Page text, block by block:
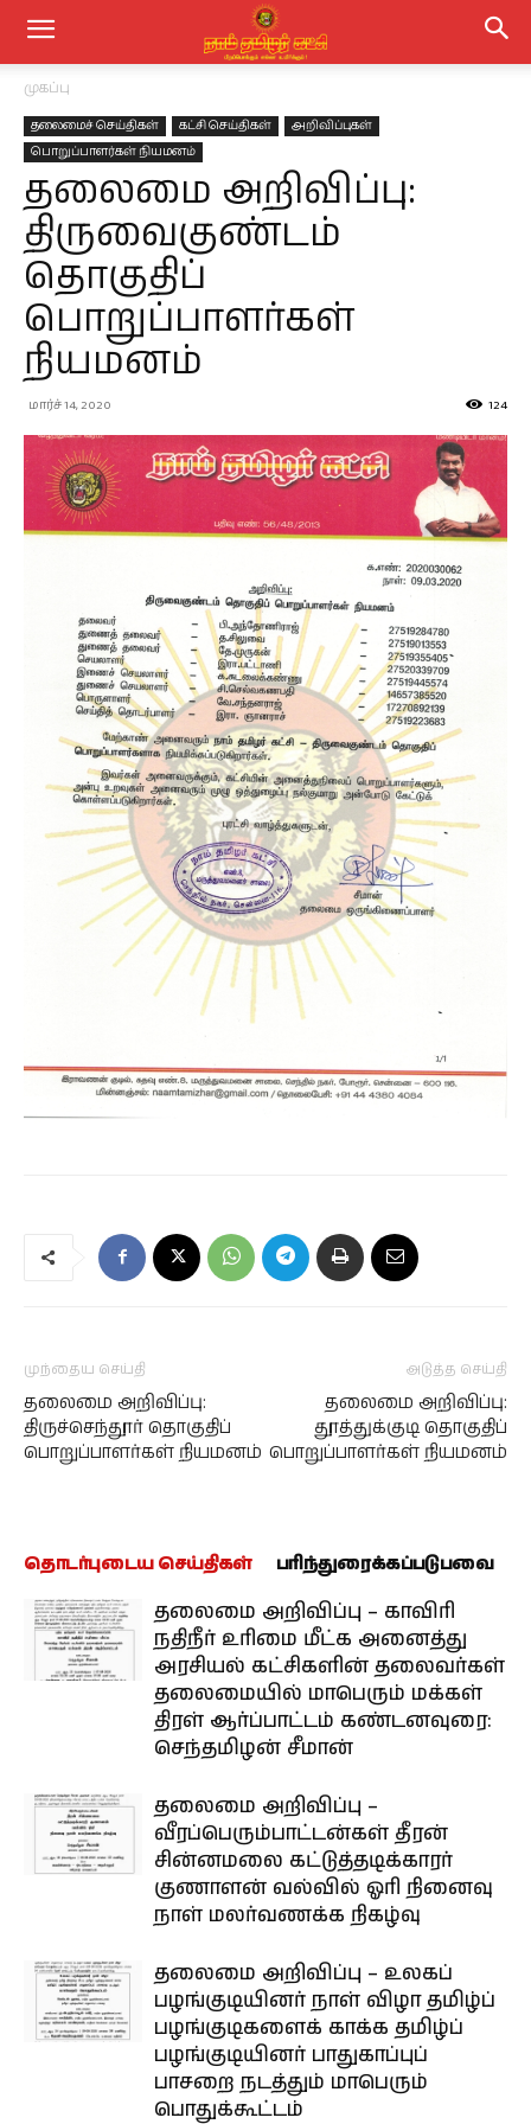
முகப்பு
தலைமைச் செய்திகள் கட்சி செய்திகள்
அறிவிப்புகள்
பொறுப்பாளர்கள் நியமனம்
தலைமை அறிவிப்பு:
திருவைகுண்டம்
தொகுதிப்
பொறுப்பாளர்கள்
நியமனம்
மார்ச் 14, 2020 124
முந்தைய செய்தி
தலைமை அறிவிப்பு:
திருச்செந்தூர் தொகுதிப்
பொறுப்பாளர்கள் நியமனம்
அடுத்த செய்தி
தலைமை அறிவிப்பு:
தூத்துக்குடி தொகுதிப்
பொறுப்பாளர்கள் நியமனம்
தொடர்புடைய செய்திகள் பரிந்துரைக்கப்படுபவை
தலைமை அறிவிப்பு – காவிரி
நதிநீர் உரிமை மீட்க அனைத்து
அரசியல் கட்சிகளின் தலைவர்கள்
தலைமையில் மாபெரும் மக்கள்
திரள் ஆர்ப்பாட்டம் கண்டனவுரை:
செந்தமிழன் சீமான்
தலைமை அறிவிப்பு –
வீரப்பெரும்பாட்டன்கள் தீரன்
சின்னமலை கட்டுத்தடிக்காரர்
குணாளன் வல்வில் ஓரி நினைவு
நாள் மலர்வணக்க நிகழ்வு
தலைமை அறிவிப்பு – உலகப்
பழங்குடியினர் நாள் விழா தமிழ்ப்
பழங்குடிகளைக் காக்க தமிழ்ப்
பழங்குடியினர் பாதுகாப்புப்
பாசறை நடத்தும் மாபெரும்
பொதுக்கூட்டம்